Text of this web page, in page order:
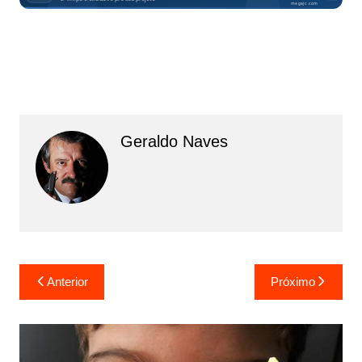
Geraldo Naves
Navegação
de
Post
Anterior Próximo